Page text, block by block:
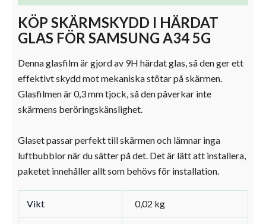
KÖP SKÄRMSKYDD I HÄRDAT
GLAS FÖR SAMSUNG A34 5G
Denna glasfilm är gjord av 9H härdat glas, så den ger ett
effektivt skydd mot mekaniska stötar på skärmen.
Glasfilmen är 0,3 mm tjock, så den påverkar inte
skärmens beröringskänslighet.
Glaset passar perfekt till skärmen och lämnar inga
luftbubblor när du sätter på det. Det är lätt att installera,
paketet innehåller allt som behövs för installation.
Vikt 0,02 kg